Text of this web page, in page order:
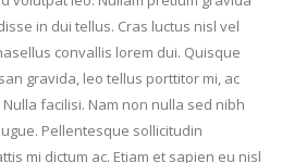
in dui tellus. Cras luctus nisl vel
convallis lorem dui. Quisque
gravida, leo tellus porttitor mi, ac
facilisi. Nam non nulla sed nibh
Pellentesque sollicitudin
mi dictum ac. Etiam et sapien eu nisl